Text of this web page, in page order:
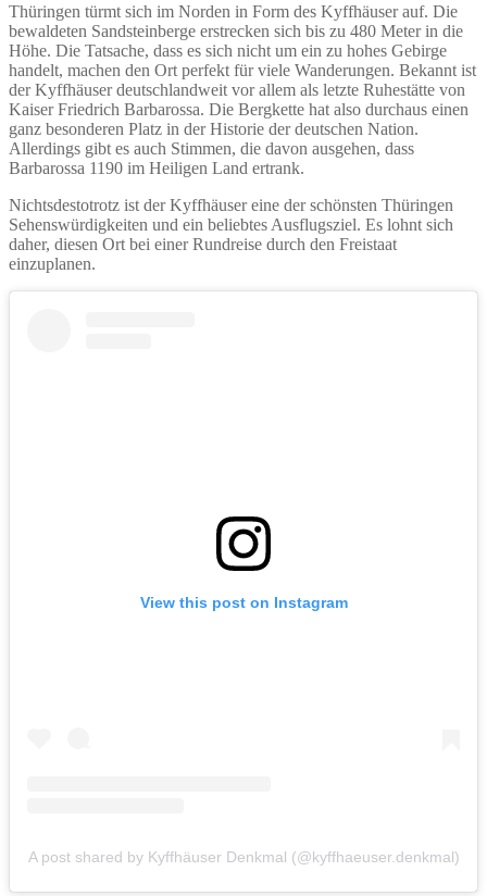
Thüringen türmt sich im Norden in Form des Kyffhäuser auf. Die
bewaldeten Sandsteinberge erstrecken sich bis zu 480 Meter in die
Höhe. Die Tatsache, dass es sich nicht um ein zu hohes Gebirge
handelt, machen den Ort perfekt für viele Wanderungen. Bekannt ist
der Kyffhäuser deutschlandweit vor allem als letzte Ruhestätte von
Kaiser Friedrich Barbarossa. Die Bergkette hat also durchaus einen
ganz besonderen Platz in der Historie der deutschen Nation.
Allerdings gibt es auch Stimmen, die davon ausgehen, dass
Barbarossa 1190 im Heiligen Land ertrank.
Nichtsdestotrotz ist der Kyffhäuser eine der schönsten Thüringen
Sehenswürdigkeiten und ein beliebtes Ausflugsziel. Es lohnt sich
daher, diesen Ort bei einer Rundreise durch den Freistaat
einzuplanen.
View this post on Instagram
A post shared by Kyffhäuser Denkmal (@kyffhaeuser.denkmal)